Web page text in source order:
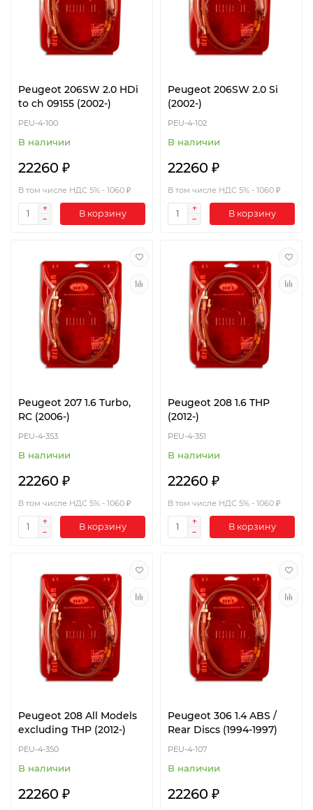
Peugeot 206SW 2.0 HDi
to ch 09155 (2002-)
PEU-4-100
В наличии
22260 ₽
В том числе НДС 5% - 1060 ₽
В корзину
Peugeot 206SW 2.0 Si
(2002-)
PEU-4-102
В наличии
22260 ₽
В том числе НДС 5% - 1060 ₽
В корзину
Peugeot 207 1.6 Turbo,
RC (2006-)
PEU-4-353
В наличии
22260 ₽
В том числе НДС 5% - 1060 ₽
В корзину
Peugeot 208 1.6 THP
(2012-)
PEU-4-351
В наличии
22260 ₽
В том числе НДС 5% - 1060 ₽
В корзину
Peugeot 208 All Models
excluding THP (2012-)
PEU-4-350
В наличии
22260 ₽
Peugeot 306 1.4 ABS /
Rear Discs (1994-1997)
PEU-4-107
В наличии
22260 ₽